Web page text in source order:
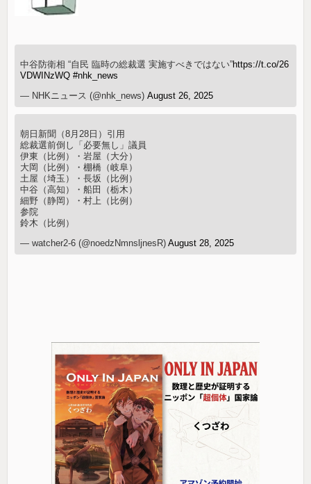
中谷防衛相 “自民 臨時の総裁選 実施すべきではない”https://t.co/26
VDWINzWQ #nhk_news
— NHKニュース (@nhk_news)August 26, 2025
朝日新聞（8月28日）引用
総裁選前倒し「必要無し」議員
伊東（比例）・岩屋（大分）
大岡（比例）・棚橋（岐阜）
土屋（埼玉）・長坂（比例）
中谷（高知）・船田（栃木）
細野（静岡）・村上（比例）
参院
鈴木（比例）
— watcher2-6 (@noedzNmnsljnesR)August 28, 2025